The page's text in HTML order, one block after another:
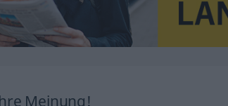
Meinung!